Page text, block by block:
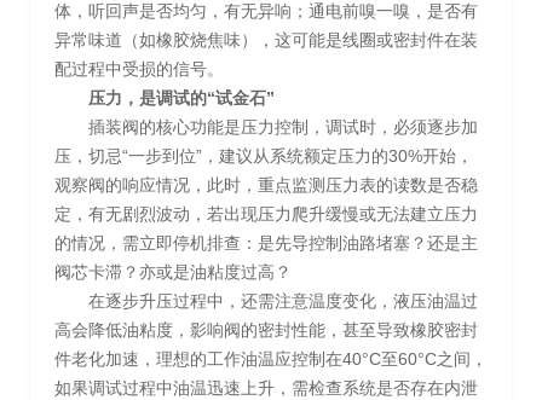
体，听回声是否均匀，有无异响；通电前嗅一嗅，是否有
异常味道（如橡胶烧焦味），这可能是线圈或密封件在装
配过程中受损的信号。
压力，是调试的“试金石”
插装阀的核心功能是压力控制，调试时，必须逐步加
压，切忌“一步到位”，建议从系统额定压力的30%开始，
观察阀的响应情况，此时，重点监测压力表的读数是否稳
定，有无剧烈波动，若出现压力爬升缓慢或无法建立压力
的情况，需立即停机排查：是先导控制油路堵塞？还是主
阀芯卡滞？亦或是油粘度过高？
在逐步升压过程中，还需注意温度变化，液压油温过
高会降低油粘度，影响阀的密封性能，甚至导致橡胶密封
件老化加速，理想的工作油温应控制在40°C至60°C之间，
如果调试过程中油温迅速上升，需检查系统是否存在内泄